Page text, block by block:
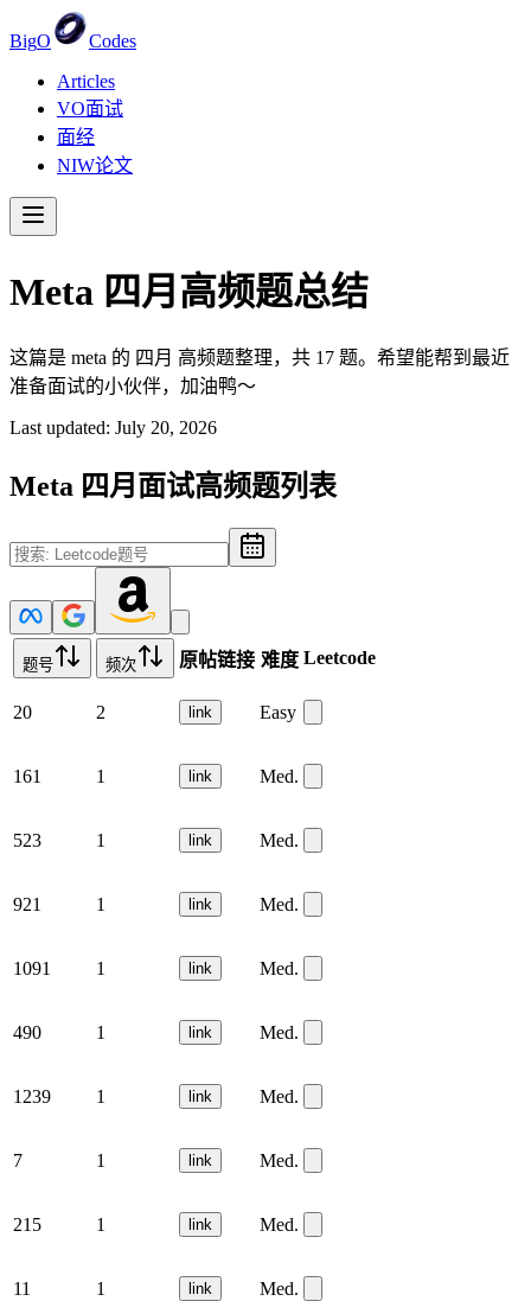
BigO
Codes
Articles
VO面试
面经
NIW论文
Meta 四月 高频题总结
这篇是 meta 的 四月 高频题整理，共 17 题。希望能帮到最近
准备面试的小伙伴，加油鸭～
Last updated: July 20, 2026
Meta 四月 面试高频题列表
题号 频次 原帖链接 难度 Leetcode
20 2 link Easy
161 1 link Med.
523 1 link Med.
921 1 link Med.
1091 1 link Med.
490 1 link Med.
1239 1 link Med.
7 1 link Med.
215 1 link Med.
11 1 link Med.